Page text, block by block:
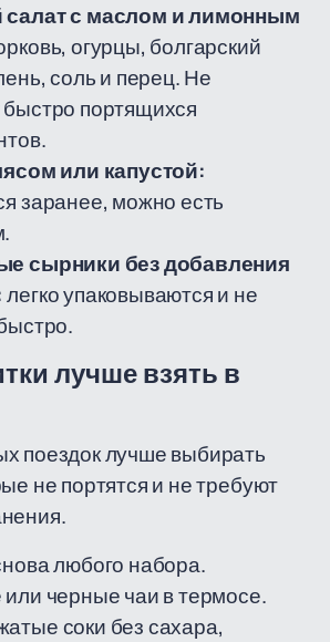
с маслом и лимонным
огурцы, болгарский
соль и перец. Не
портящихся
или капустой:
заранее, можно есть
сырники без добавления
легко упаковываются и не
лучше взять в
поездок лучше выбирать
не портятся и не требуют
любого набора.
черные чаи в термосе.
соки без сахара,